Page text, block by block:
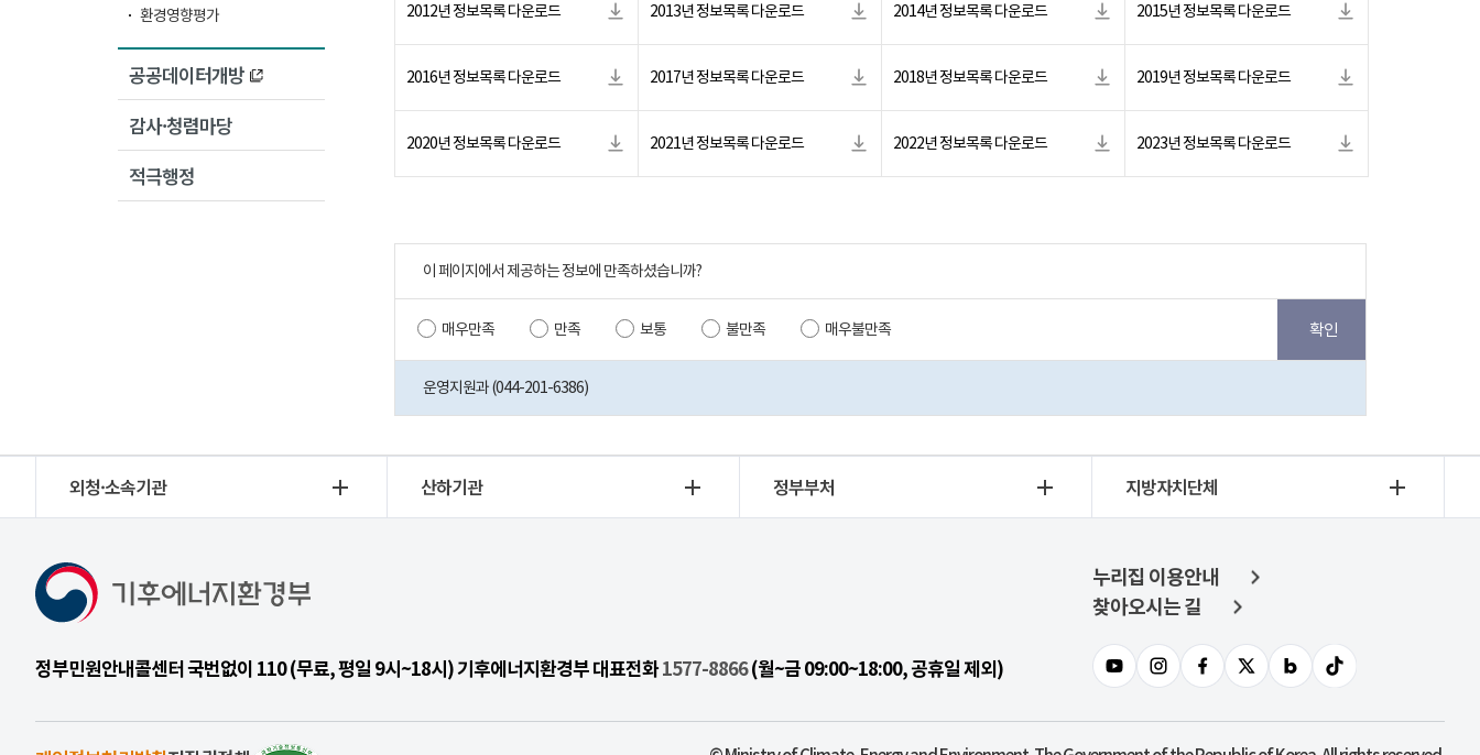
환경영향평가
공공데이터개방
감사·청렴마당
적극행정
2012년 정보목록 다운로드 2013년 정보목록 다운로드 2014년 정보목록 다운로드 2015년 정보목록 다운로드
2016년 정보목록 다운로드 2017년 정보목록 다운로드 2018년 정보목록 다운로드 2019년 정보목록 다운로드
2020년 정보목록 다운로드 2021년 정보목록 다운로드 2022년 정보목록 다운로드 2023년 정보목록 다운로드
이 페이지에서 제공하는 정보에 만족하셨습니까?
매우만족 만족 보통 불만족 매우불만족
운영지원과 (044-201-6386)
외청·소속기관 산하기관 정부부처 지방자치단체
정부민원안내콜센터 국번없이 110 (무료, 평일 9시~18시) 기후에너지환경부 대표전화1577-8866(월~금 09:00~18:00, 공휴일 제외)
누리집 이용안내
찾아오시는 길